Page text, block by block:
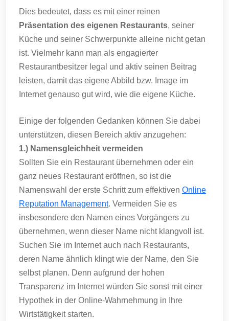
Dies bedeutet, dass es mit einer reinen
Präsentation des eigenen Restaurants, seiner
Küche und seiner Schwerpunkte alleine nicht getan
ist. Vielmehr kann man als engagierter
Restaurantbesitzer legal und aktiv seinen Beitrag
leisten, damit das eigene Abbild bzw. Image im
Internet genauso gut wird, wie die eigene Küche.
Einige der folgenden Gedanken können Sie dabei
unterstützen, diesen Bereich aktiv anzugehen:
1.) Namensgleichheit vermeiden
Sollten Sie ein Restaurant übernehmen oder ein
ganz neues Restaurant eröffnen, so ist die
Namenswahl der erste Schritt zum effektiven Online
Reputation Management. Vermeiden Sie es
insbesondere den Namen eines Vorgängers zu
übernehmen, wenn dieser Name nicht klangvoll ist.
Suchen Sie im Internet auch nach Restaurants,
deren Name ähnlich klingt wie der Name, den Sie
selbst planen. Denn aufgrund der hohen
Transparenz im Internet würden Sie sonst mit einer
Hypothek in der Online-Wahrnehmung in Ihre
Wirtstätigkeit starten.